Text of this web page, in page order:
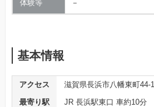
体験等 －
基本情報
アクセス
滋賀県長浜市八幡東町44-1
最寄り駅
JR 長浜駅東口 車約10分